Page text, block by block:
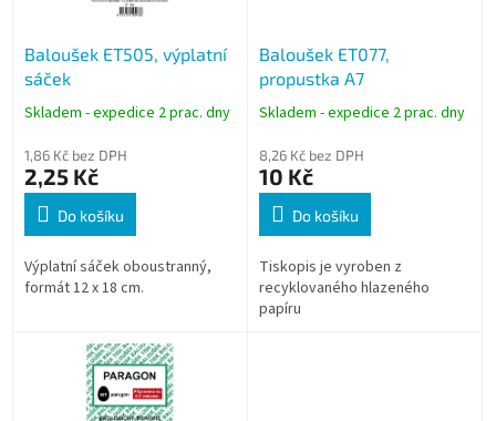
Baloušek ET505, výplatní
sáček
Skladem - expedice 2 prac. dny
1,86 Kč bez DPH
2,25 Kč
Do košíku
Výplatní sáček oboustranný,
formát 12 x 18 cm.
Baloušek ET077,
propustka A7
Skladem - expedice 2 prac. dny
8,26 Kč bez DPH
10 Kč
Do košíku
Tiskopis je vyroben z
recyklovaného hlazeného
papíru